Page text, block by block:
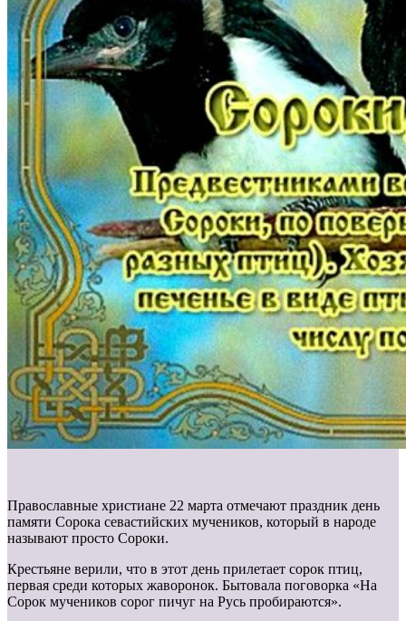
Православные христиане 22 марта отмечают праздник день
памяти Сорока севастийских мучеников, который в народе
называют просто Сороки.
Крестьяне верили, что в этот день прилетает сорок птиц,
первая среди которых жаворонок. Бытовала поговорка «На
Сорок мучеников сорог пичуг на Русь пробираются».